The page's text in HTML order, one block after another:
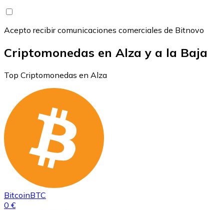
Acepto recibir comunicaciones comerciales de Bitnovo
Criptomonedas en Alza y a la Baja
Top Criptomonedas en Alza
BitcoinBTC
0 €